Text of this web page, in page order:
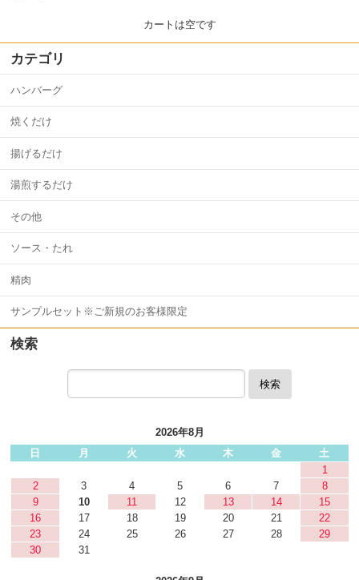
カートは空です
カテゴリ
ハンバーグ
焼くだけ
揚げるだけ
湯煎するだけ
その他
ソース・たれ
精肉
サンプルセット※ご新規のお客様限定
検索
検索
2026年8月
日
月 火 水 木 金
土
1
2
3 4 5 6 7
8
9
10 11 12 13 14
15
16
17 18 19 20 21
22
23
24 25 26 27 28
29
30
31